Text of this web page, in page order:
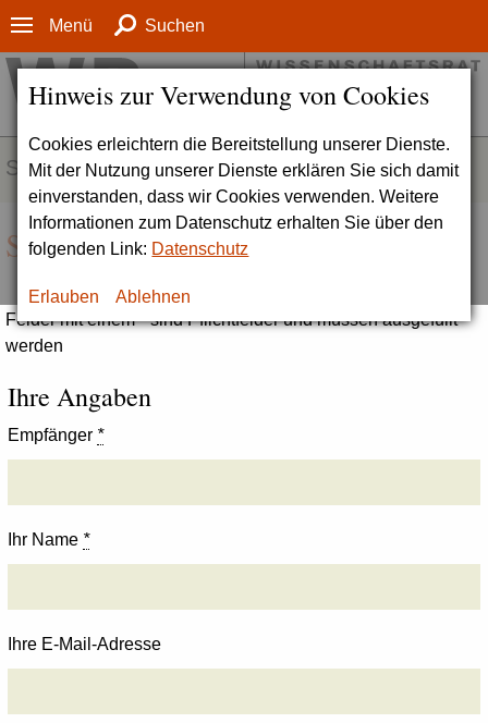
Hinweis zur Verwendung von Cookies
Cookies erleichtern die Bereitstellung unserer Dienste.
Mit der Nutzung unserer Dienste erklären Sie sich damit
einverstanden, dass wir Cookies verwenden. Weitere
Informationen zum Datenschutz erhalten Sie über den
folgenden Link: Datenschutz
Erlauben Ablehnen
Menü Suchen
SERVICE
Seite empfehlen
Felder mit einem * sind Pflichtfelder und müssen ausgefüllt
werden
Ihre Angaben
Empfänger *
Ihr Name *
Ihre E-Mail-Adresse